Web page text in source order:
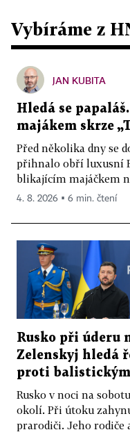
Vybíráme z
JAN KUBITA
Hledá se
majákem skrze
Před několika dny se
přihnalo obří luxusní
blikajícím majáčkem
4. 8. 2026 ▪ 6 min. čtení
Rusko při úderu
Zelenskyj hledá
proti
Rusko v noci na
okolí. Při útoku
prarodiči. Jeho rodiče